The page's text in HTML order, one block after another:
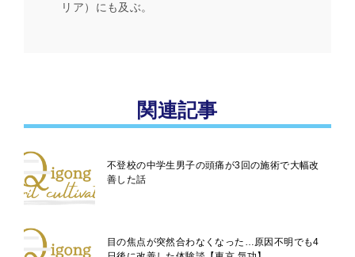
リア）にも及ぶ。
関連記事
不登校の中学生男子の頭痛が3回の施術で大幅改
善した話
目の焦点が突然合わなくなった…原因不明でも4